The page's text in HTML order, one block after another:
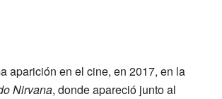
aparición en el cine, en 2017, en la
Nirvana, donde apareció junto al